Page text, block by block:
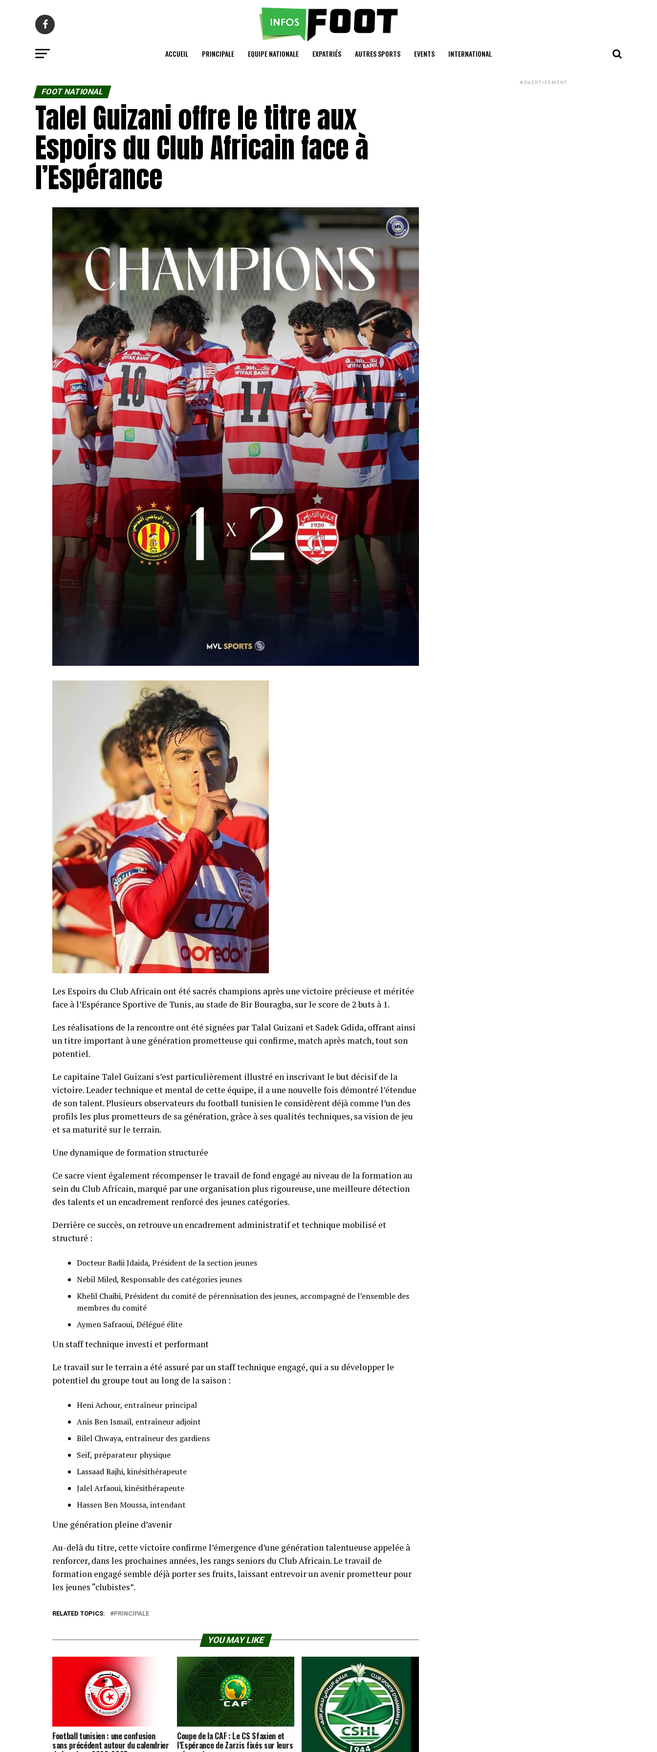
ACCUEIL PRINCIPALE EQUIPE NATIONALE EXPATRIÉS AUTRES SPORTS EVENTS INTERNATIONAL
FOOT NATIONAL
Talel Guizani offre le titre aux
Espoirs du Club Africain face à
l’Espérance
Les Espoirs du Club Africain ont été sacrés champions après une victoire précieuse et méritée
face à l’Espérance Sportive de Tunis, au stade de Bir Bouragba, sur le score de 2 buts à 1.
Les réalisations de la rencontre ont été signées par Talal Guizani et Sadek Gdida, offrant ainsi
un titre important à une génération prometteuse qui confirme, match après match, tout son
potentiel.
Le capitaine Talel Guizani s’est particulièrement illustré en inscrivant le but décisif de la
victoire. Leader technique et mental de cette équipe, il a une nouvelle fois démontré l’étendue
de son talent. Plusieurs observateurs du football tunisien le considèrent déjà comme l’un des
profils les plus prometteurs de sa génération, grâce à ses qualités techniques, sa vision de jeu
et sa maturité sur le terrain.
Une dynamique de formation structurée
Ce sacre vient également récompenser le travail de fond engagé au niveau de la formation au
sein du Club Africain, marqué par une organisation plus rigoureuse, une meilleure détection
des talents et un encadrement renforcé des jeunes catégories.
Derrière ce succès, on retrouve un encadrement administratif et technique mobilisé et
structuré :
Docteur Badii Jdaida, Président de la section jeunes
Nebil Miled, Responsable des catégories jeunes
Khelil Chaibi, Président du comité de pérennisation des jeunes, accompagné de l’ensemble des
membres du comité
Aymen Safraoui, Délégué élite
Un staff technique investi et performant
Le travail sur le terrain a été assuré par un staff technique engagé, qui a su développer le
potentiel du groupe tout au long de la saison :
Heni Achour, entraîneur principal
Anis Ben Ismail, entraîneur adjoint
Bilel Chwaya, entraîneur des gardiens
Seif, préparateur physique
Lassaad Rajhi, kinésithérapeute
Jalel Arfaoui, kinésithérapeute
Hassen Ben Moussa, intendant
Une génération pleine d’avenir
Au-delà du titre, cette victoire confirme l’émergence d’une génération talentueuse appelée à
renforcer, dans les prochaines années, les rangs seniors du Club Africain. Le travail de
formation engagé semble déjà porter ses fruits, laissant entrevoir un avenir prometteur pour
les jeunes “clubistes”.
RELATED TOPICS: PRINCIPALE
YOU MAY LIKE
Football tunisien : une confusion
sans précédent autour du calendrier
Coupe de la CAF : Le CS Sfaxien et
l’Espérance de Zarzis fixés sur leurs
ADVERTISEMENT